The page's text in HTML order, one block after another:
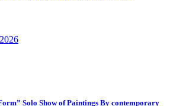
Solo Show of Paintings By contemporary